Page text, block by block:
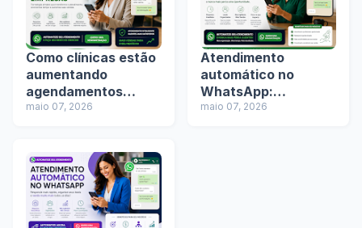
Como clínicas estão
aumentando
agendamentos
usando automação
maio 07, 2026
Atendimento
automático no
WhatsApp:
tendência ou
maio 07, 2026